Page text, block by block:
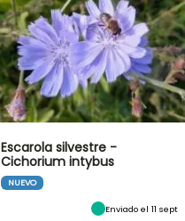
Escarola silvestre -
Cichorium intybus
NUEVO
Enviado el 11 sept